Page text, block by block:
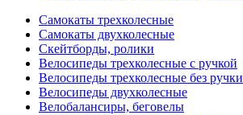
Самокаты трехколесные
Самокаты двухколесные
Скейтборды, ролики
Велосипеды трехколесные с ручкой
Велосипеды трехколесные без ручки
Велосипеды двухколесные
Велобалансиры, беговелы